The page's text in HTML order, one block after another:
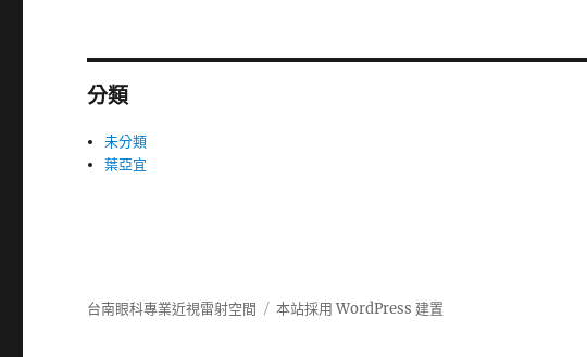
分類
未分類
葉亞宜
台南眼科專業近視雷射空間 本站採用 WordPress 建置